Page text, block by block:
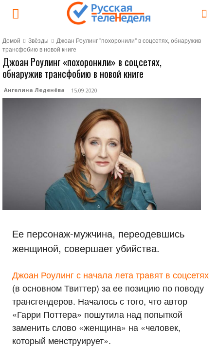
Домой Звёзды
Джоан Роулинг "похоронили" в соцсетях, обнаружив
трансфобию в новой книге
Джоан Роулинг «похоронили» в соцсетях,
обнаружив трансфобию в новой книге
Ангелина Леденёва 15.09.2020
Ее персонаж-мужчина, переодевшись
женщиной, совершает убийства.
Джоан Роулинг с начала лета травят в соцсетях
(в основном Твиттер) за ее позицию по поводу
трансгендеров. Началось с того, что автор
«Гарри Поттера» пошутила над попыткой
заменить слово «женщина» на «человек,
который менструирует».